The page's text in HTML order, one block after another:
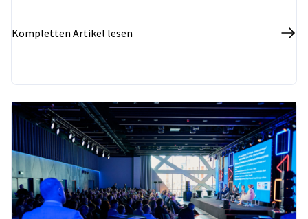
Kompletten Artikel lesen